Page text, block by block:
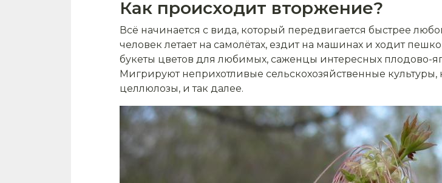
Как происходит вторжение?
Всё начинается с вида, который передвигается быстрее
человек летает на самолётах, ездит на машинах и ходит
букеты цветов для любимых, саженцы интересных плодово-
Мигрируют неприхотливые сельскохозяйственные
целлюлозы, и так далее.